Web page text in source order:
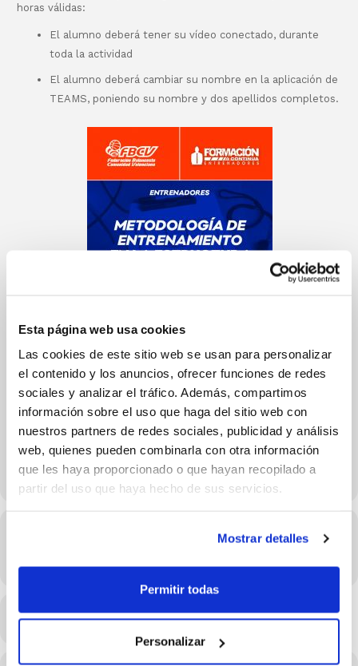
Esta página web usa cookies
Las cookies de este sitio web se usan para personalizar
el contenido y los anuncios, ofrecer funciones de redes
sociales y analizar el tráfico. Además, compartimos
información sobre el uso que haga del sitio web con
nuestros partners de redes sociales, publicidad y análisis
web, quienes pueden combinarla con otra información
que les haya proporcionado o que hayan recopilado a
partir del uso que haya hecho de sus servicios.
Mostrar detalles
Permitir todas
Personalizar
horas válidas:
El alumno deberá tener su vídeo conectado, durante
toda la actividad
El alumno deberá cambiar su nombre en la aplicación de
TEAMS, poniendo su nombre y dos apellidos completos.
MÉS INFO